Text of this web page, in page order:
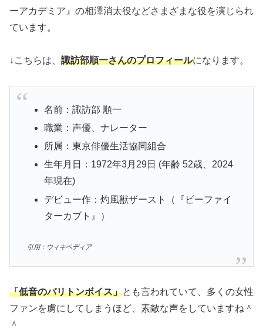
ーアカデミア』の相澤消太役などさまざまな役を演じられ
ています。
↓こちらは、 諏訪部順一さんのプロフィールになります。
名前：諏訪部 順一
職業：声優、ナレーター
所属：東京俳優生活協同組合
生年月日：1972年3月29日 (年齢 52歳、2024
年現在)
デビュー作：灼風獣ザースト（『ビーファイ
ターカブト』）
引用：ウィキペディア
「低音のバリトンボイス」とも言われていて、多くの女性
ファンを虜にしてしまうほど、素敵な声をしていますね＾
＾